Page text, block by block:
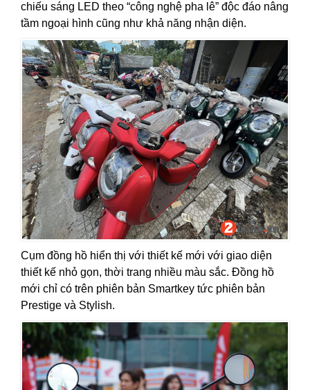
chiếu sáng LED theo “công nghệ pha lê” độc đáo nâng
tầm ngoại hình cũng như khả năng nhận diện.
Cụm đồng hồ hiển thị với thiết kế mới với giao diện
thiết kế nhỏ gọn, thời trang nhiều màu sắc. Đồng hồ
mới chỉ có trên phiên bản Smartkey tức phiên bản
Prestige và Stylish.